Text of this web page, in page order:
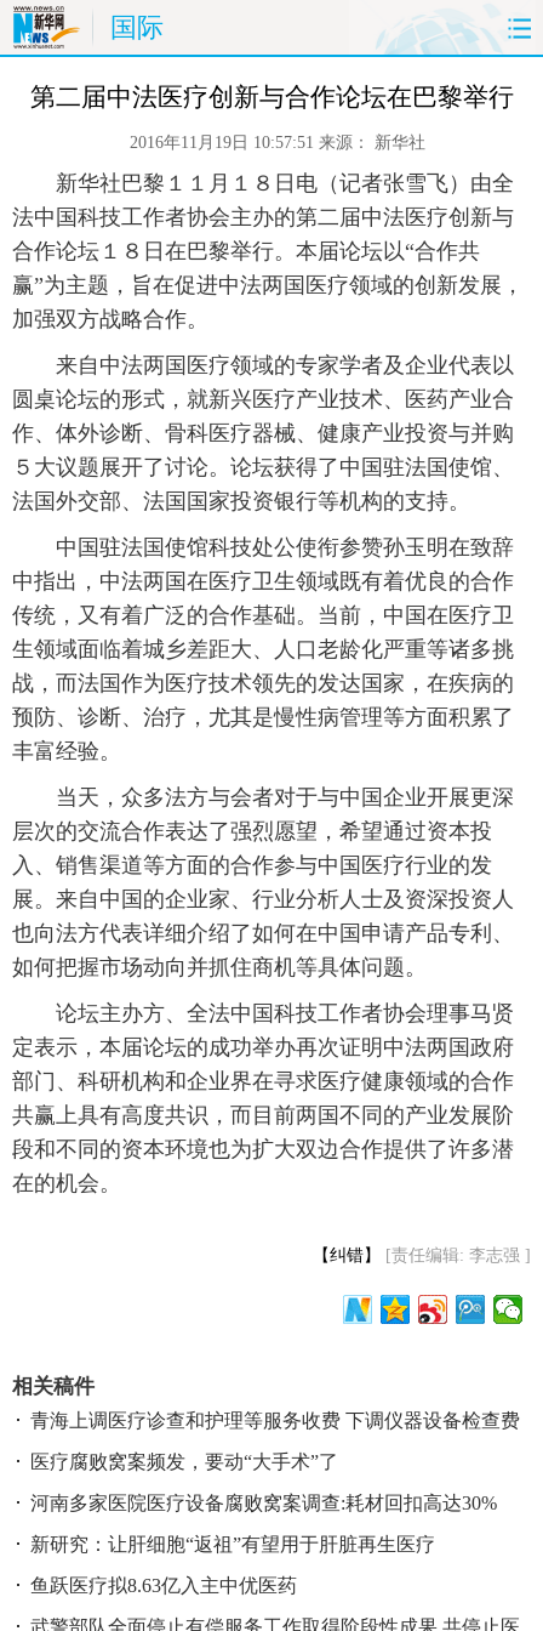
国际
首页 时政 国际 财经
体育 人事
时尚 思客 地方 法治
港澳 台湾 华人 汽车
图片 视频 彩票 食品
旅游 健康 信息化 数据
富媒体 摄影 新华广播
新华电视中文 新华电视英文 返回PC
第二届中法医疗创新与合作论坛在巴黎举行
2016年11月19日 10:57:51 来源： 新华社
新华社巴黎１１月１８日电（记者张雪飞）由全
法中国科技工作者协会主办的第二届中法医疗创新与
合作论坛１８日在巴黎举行。本届论坛以“合作共
赢”为主题，旨在促进中法两国医疗领域的创新发展，
加强双方战略合作。
来自中法两国医疗领域的专家学者及企业代表以
圆桌论坛的形式，就新兴医疗产业技术、医药产业合
作、体外诊断、骨科医疗器械、健康产业投资与并购
５大议题展开了讨论。论坛获得了中国驻法国使馆、
法国外交部、法国国家投资银行等机构的支持。
中国驻法国使馆科技处公使衔参赞孙玉明在致辞
中指出，中法两国在医疗卫生领域既有着优良的合作
传统，又有着广泛的合作基础。当前，中国在医疗卫
生领域面临着城乡差距大、人口老龄化严重等诸多挑
战，而法国作为医疗技术领先的发达国家，在疾病的
预防、诊断、治疗，尤其是慢性病管理等方面积累了
丰富经验。
当天，众多法方与会者对于与中国企业开展更深
层次的交流合作表达了强烈愿望，希望通过资本投
入、销售渠道等方面的合作参与中国医疗行业的发
展。来自中国的企业家、行业分析人士及资深投资人
也向法方代表详细介绍了如何在中国申请产品专利、
如何把握市场动向并抓住商机等具体问题。
论坛主办方、全法中国科技工作者协会理事马贤
定表示，本届论坛的成功举办再次证明中法两国政府
部门、科研机构和企业界在寻求医疗健康领域的合作
共赢上具有高度共识，而目前两国不同的产业发展阶
段和不同的资本环境也为扩大双边合作提供了许多潜
在的机会。
【纠错】 [责任编辑: 李志强 ]
相关稿件
青海上调医疗诊查和护理等服务收费 下调仪器设备检查费
医疗腐败窝案频发，要动“大手术”了
河南多家医院医疗设备腐败窝案调查:耗材回扣高达30%
新研究：让肝细胞“返祖”有望用于肝脏再生医疗
鱼跃医疗拟8.63亿入主中优医药
武警部队全面停止有偿服务工作取得阶段性成果 共停止医